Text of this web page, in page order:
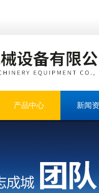
产品中心 新闻